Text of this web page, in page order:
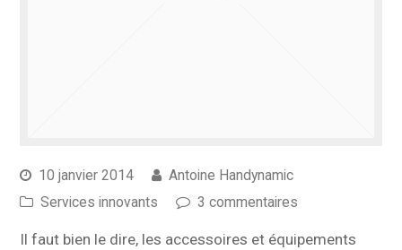
10 janvier 2014
Antoine Handynamic
Services innovants
3 commentaires
Il faut bien le dire, les accessoires et équipements